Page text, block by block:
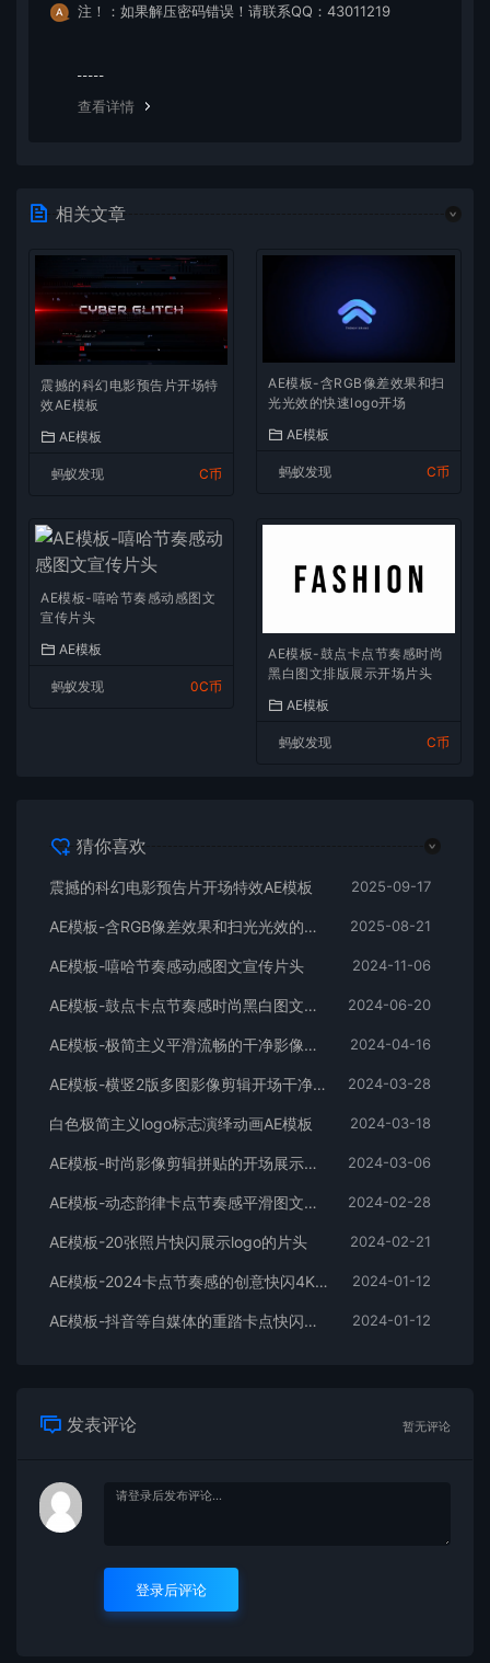
注！：如果解压密码错误！请联系QQ：43011219
查看详情
相关文章
震撼的科幻电影预告片开场特
效AE模板
AE模板
蚂蚁发现 C币
AE模板-含RGB像差效果和扫
光光效的快速logo开场
AE模板
蚂蚁发现 C币
AE模板-嘻哈节奏感动感图文
宣传片头
AE模板
蚂蚁发现 0C币
AE模板-鼓点卡点节奏感时尚
黑白图文排版展示开场片头
AE模板
蚂蚁发现 C币
猜你喜欢
震撼的科幻电影预告片开场特效AE模板 2025-09-17
AE模板-含RGB像差效果和扫光光效的快速logo开场 2025-08-21
AE模板-嘻哈节奏感动感图文宣传片头 2024-11-06
AE模板-鼓点卡点节奏感时尚黑白图文排版展示开场片头 2024-06-20
AE模板-极简主义平滑流畅的干净影像排版展示开场 2024-04-16
AE模板-横竖2版多图影像剪辑开场干净平滑时尚片头 2024-03-28
白色极简主义logo标志演绎动画AE模板 2024-03-18
AE模板-时尚影像剪辑拼贴的开场展示片头 2024-03-06
AE模板-动态韵律卡点节奏感平滑图文拼贴宣传片头 2024-02-28
AE模板-20张照片快闪展示logo的片头 2024-02-21
AE模板-2024卡点节奏感的创意快闪4K宣传片头 2024-01-12
AE模板-抖音等自媒体的重踏卡点快闪宣传开场 2024-01-12
发表评论 暂无评论
登录后评论